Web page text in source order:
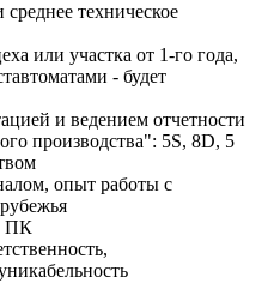
техническое
или участка от 1-го года,
- будет
и ведением отчетности
производства": 5S, 8D, 5
опыт работы с
ПК